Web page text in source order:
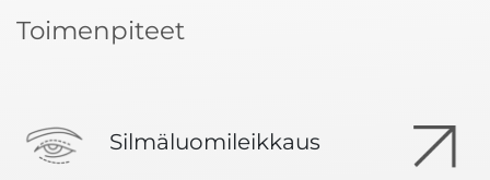
Toimenpiteet
Silmäluomileikkaus